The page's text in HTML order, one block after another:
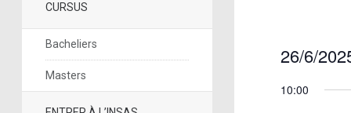
CURSUS
Bacheliers
Masters
26/6/
une
10:00